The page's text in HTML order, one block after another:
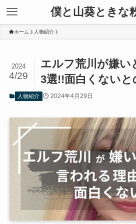
僕と山葵ときな
ホーム 人物紹介
エルフ荒川が嫌い
3選!!面白くないと
2024
4/29
人物紹介 2024年4月29日